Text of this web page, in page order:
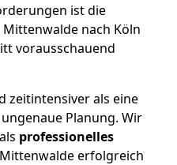
ist die
nach Köln
vorausschauend
zeitintensiver als eine
Planung. Wir
professionelles
erfolgreich